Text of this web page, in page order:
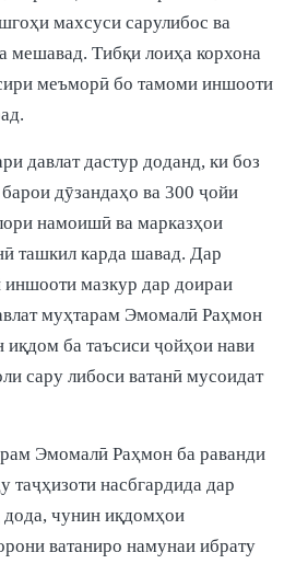
махсуси сарулибос ва
мешавад. Тибқи лоиҳа корхона
меъморӣ бо тамоми иншооти
давлат дастур доданд, ки боз
дӯзандаҳо ва 300 ҷойи
намоишӣ ва марказҳои
ташкил карда шавад. Дар
мазкур дар доираи
муҳтарам Эмомалӣ Раҳмон
иқдом ба таъсиси ҷойҳои нави
сару либоси ватанӣ мусоидат
Эмомалӣ Раҳмон ба раванди
таҷҳизоти насбгардида дар
дода, чунин иқдомҳои
ватаниро намунаи ибрату